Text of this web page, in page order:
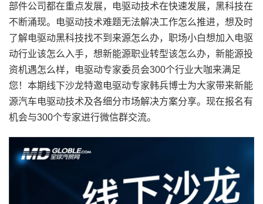
部件公司都在重点发展，电驱动技术在快速发展，黑科技在
不断涌现。电驱动技术难题无法解决工作怎么推进，想及时
了解电驱动黑科技找不到来源怎么办，职场小白想加入电驱
动行业该怎么入手，想新能源职业转型该怎么办，新能源投
资机遇怎么样，电驱动专家委员会300个行业大咖来满足
您！本期线下沙龙特邀电驱动专家韩兵博士为大家带来新能
源汽车电驱动技术及各细分市场解决方案分享。现在报名有
机会与300个专家进行微信群交流。